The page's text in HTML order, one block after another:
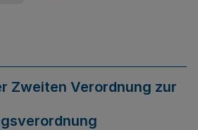
Zweiten Verordnung zur